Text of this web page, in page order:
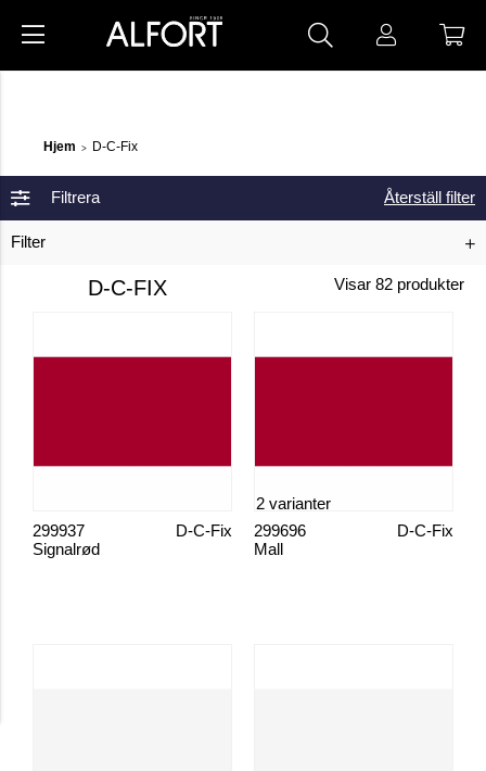
Hjem > D-C-Fix
Filtrera
Filter
Återställ filter
D-C-FIX Visar 82 produkter
Signalrød
D-C-Fix
299937
Mall
D-C-Fix
299696
2 varianter